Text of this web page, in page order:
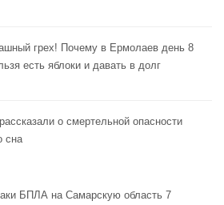
грех! Почему в Ермолаев день 8
есть яблоки и давать в долг
о смертельной опасности
сна
БПЛА на Самарскую область 7